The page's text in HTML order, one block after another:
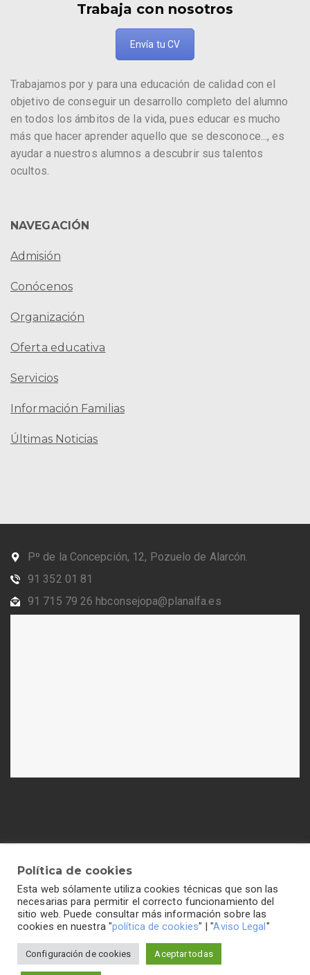
Trabaja con nosotros
Envía tu CV
Trabajamos por y para una educación de calidad con el
objetivo de conseguir un desarrollo completo del alumno
en todos los ámbitos de la vida, pues educar es mucho
más que hacer aprender aquello que se desconoce..., es
ayudar a nuestros alumnos a descubrir sus talentos
ocultos.
NAVEGACIÓN
Admisión
Conócenos
Organización
Oferta educativa
Servicios
Información Familias
Últimas Noticias
Pº de la Concepción, 12, Pozuelo de Alarcón.
91 352 01 81
91 715 79 26 hbconsejopa@planalfa.es
Política de cookies-Política de privacidad-Aviso legal
Colegio Hogar del Buen Consejo©2026 Todos los
Política de cookies
Esta web sólamente utiliza cookies técnicas que son las
necesarias para permitir el correcto funcionamiento del
sitio web. Puede consultar más información sobre las
cookies en nuestra "política de cookies" | "Aviso Legal"
Configuración de cookies Aceptar todas